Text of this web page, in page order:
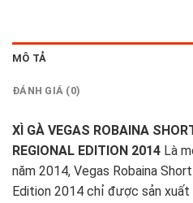
MÔ TẢ
ĐÁNH GIÁ (0)
XÌ GÀ VEGAS ROBAINA
REGIONAL EDITION 2014 Là
năm 2014, Vegas Robaina
Edition 2014 chỉ được sản